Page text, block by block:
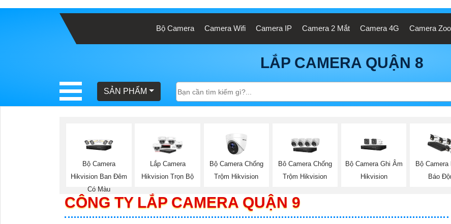
Bộ Camera Camera Wifi Camera IP Camera 2 Mắt Camera 4G Camera
LẮP CAMERA QUẬN 8
SẢN PHẨM
Bộ Camera
Hikvision Ban Đêm
Có Màu
Lắp Camera
Hikvision Trọn Bộ
Bộ Camera Chống
Trộm Hikvision
Bô Camera Chống
Trộm Hikvision
Bộ Camera Ghi Âm
Hikvision
Bộ Camera
Báo
CÔNG TY LẮP CAMERA QUẬN 9